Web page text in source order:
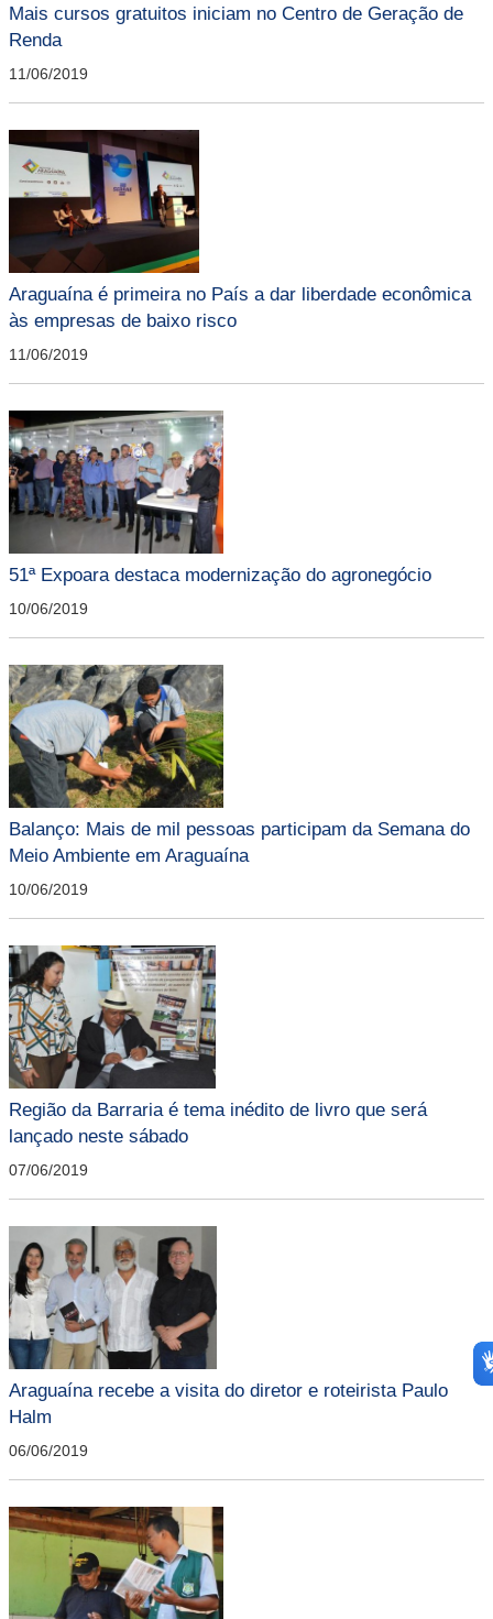
Mais cursos gratuitos iniciam no Centro de Geração de
Renda
11/06/2019
Araguaína é primeira no País a dar liberdade econômica
às empresas de baixo risco
11/06/2019
51ª Expoara destaca modernização do agronegócio
10/06/2019
Balanço: Mais de mil pessoas participam da Semana do
Meio Ambiente em Araguaína
10/06/2019
Região da Barraria é tema inédito de livro que será
lançado neste sábado
07/06/2019
Araguaína recebe a visita do diretor e roteirista Paulo
Halm
06/06/2019